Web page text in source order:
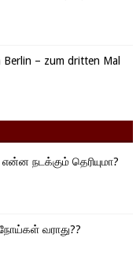
– zum dritten Mal
நடக்கும் தெரியுமா?
வராது??